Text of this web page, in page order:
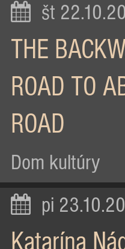
št
THE
ROAD TO
ROAD
Dom kultúry
pi
Katarína